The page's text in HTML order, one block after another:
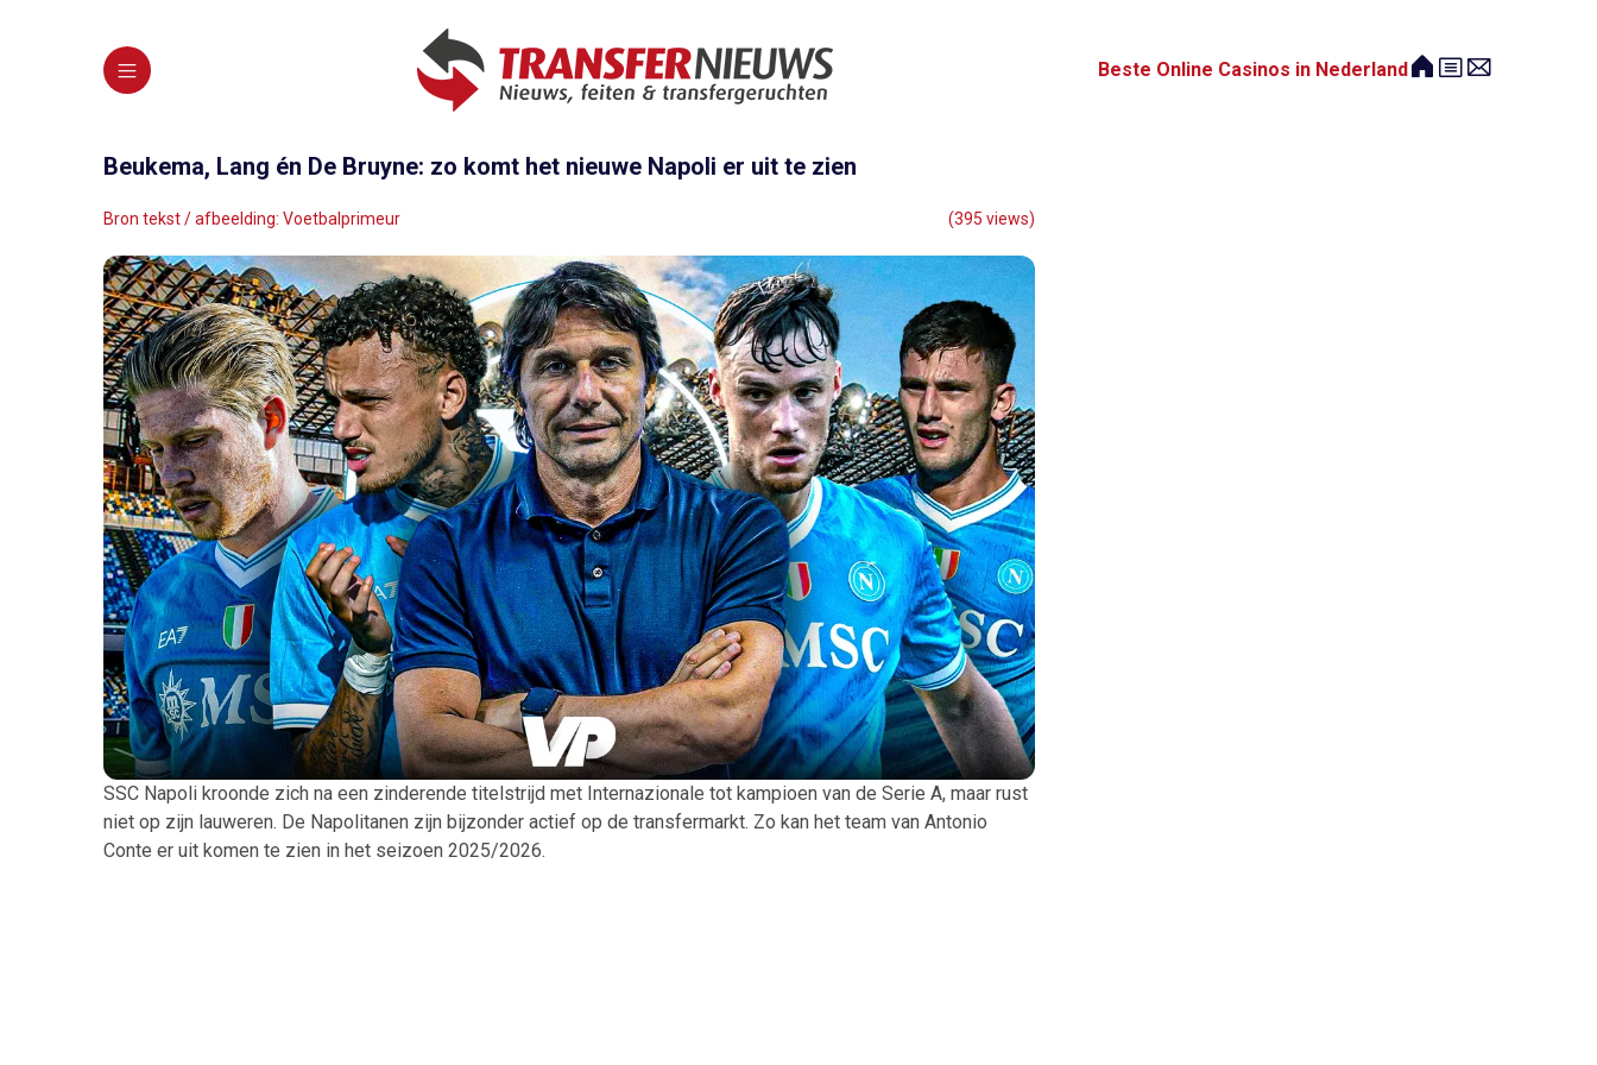
Beste Online Casinos in Nederland
Beukema, Lang én De Bruyne: zo komt het nieuwe Napoli er uit te zien
Bron tekst / afbeelding: Voetbalprimeur (395 views)
SSC Napoli kroonde zich na een zinderende titelstrijd met Internazionale tot kampioen van de Serie A, maar rust
niet op zijn lauweren. De Napolitanen zijn bijzonder actief op de transfermarkt. Zo kan het team van Antonio
Conte er uit komen te zien in het seizoen 2025/2026.